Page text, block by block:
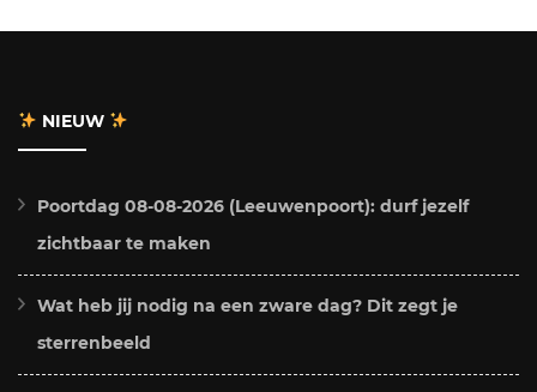
NIEUW
Poortdag 08-08-2026 (Leeuwenpoort): durf jezelf
zichtbaar te maken
Wat heb jij nodig na een zware dag? Dit zegt je
sterrenbeeld